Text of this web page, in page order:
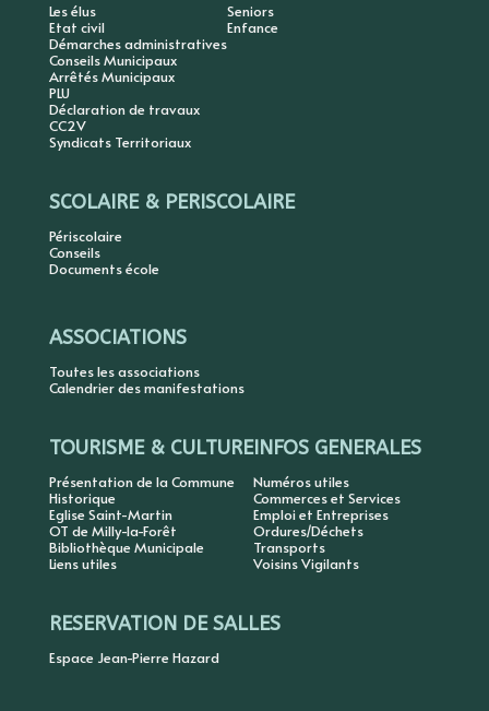
Les élus
Etat civil
Démarches administratives
Conseils Municipaux
Arrêtés Municipaux
PLU
Déclaration de travaux
CC2V
Syndicats Territoriaux
Seniors
Enfance
SCOLAIRE & PERISCOLAIRE
Périscolaire
Conseils
Documents école
ASSOCIATIONS
Toutes les associations
Calendrier des manifestations
TOURISME & CULTURE
Présentation de la Commune
Historique
Eglise Saint-Martin
OT de Milly-la-Forêt
Bibliothèque Municipale
Liens utiles
INFOS GENERALES
Numéros utiles
Commerces et Services
Emploi et Entreprises
Ordures/Déchets
Transports
Voisins Vigilants
RESERVATION DE SALLES
Espace Jean-Pierre Hazard